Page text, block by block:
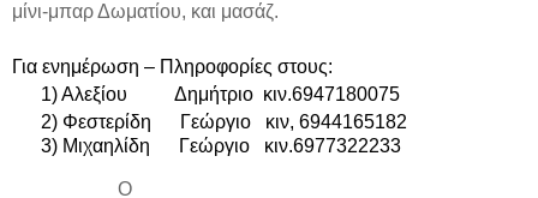
μίνι-μπαρ Δωματίου, και μασάζ.
Για ενημέρωση – Πληροφορίες στους:
1) Αλεξίου
Δημήτριο κιν.6947180075
2) Φεστερίδη
Γεώργιο
κιν, 6944165182
3) Μιχαηλίδη
Γεώργιο κιν.6977322233
Ο